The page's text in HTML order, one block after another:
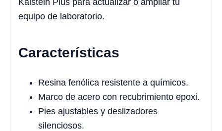
equipo de laboratorio.
Características
Resina fenólica resistente a químicos.
Marco de acero con recubrimiento epoxi.
Pies ajustables y deslizadores
silenciosos.